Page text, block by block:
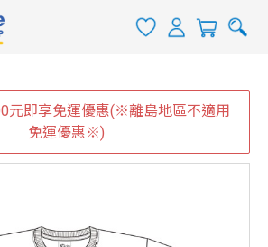
元即享免運優惠(※離島地區不適用
免運優惠※)